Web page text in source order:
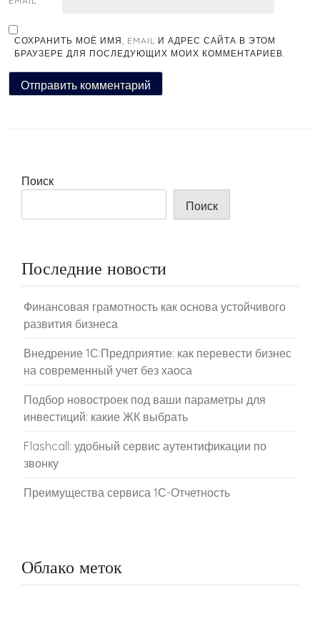
СОХРАНИТЬ МОЁ ИМЯ, EMAIL И АДРЕС САЙТА В ЭТОМ
БРАУЗЕРЕ ДЛЯ ПОСЛЕДУЮЩИХ МОИХ КОММЕНТАРИЕВ.
Поиск
Поиск
Последние новости
Финансовая грамотность как основа устойчивого
развития бизнеса
Внедрение 1С:Предприятие: как перевести бизнес
на современный учет без хаоса
Подбор новостроек под ваши параметры для
инвестиций: какие ЖК выбрать
Flashcall: удобный сервис аутентификации по
звонку
Преимущества сервиса 1С-Отчетность
Облако меток